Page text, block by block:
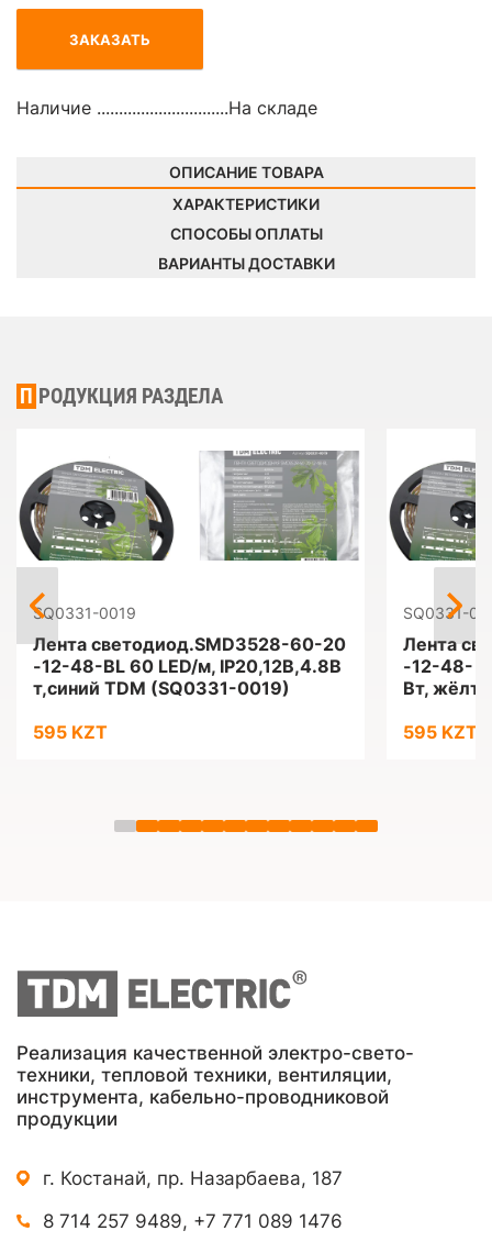
ЗАКАЗАТЬ
Наличие ..............................На складе
ОПИСАНИЕ ТОВАРА
ХАРАКТЕРИСТИКИ
СПОСОБЫ ОПЛАТЫ
ВАРИАНТЫ ДОСТАВКИ
ПРОДУКЦИЯ РАЗДЕЛА
SQ0331-0019
Лента светодиод.SMD3528-60-20
-12-48-BL 60 LED/м, IP20,12B,4.8В
т,синий TDM (SQ0331-0019)
595 KZT
SQ0331-
Лента
-12-48-
Вт,
595 KZT
Реализация качественной электро-свето-
техники, тепловой техники, вентиляции,
инструмента, кабельно-проводниковой
продукции
г. Костанай, пр. Назарбаева, 187
8 714 257 9489, +7 771 089 1476